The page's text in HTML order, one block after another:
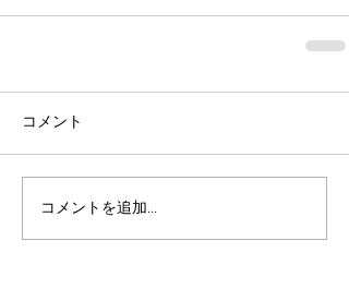
コメント
コメントを追加…